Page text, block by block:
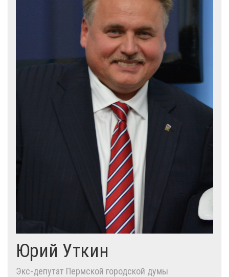
Юрий Уткин
Экс-депутат Пермской городской думы